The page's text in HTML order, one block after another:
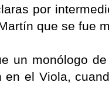
por
que se fue
un monólogo
en el Viola,